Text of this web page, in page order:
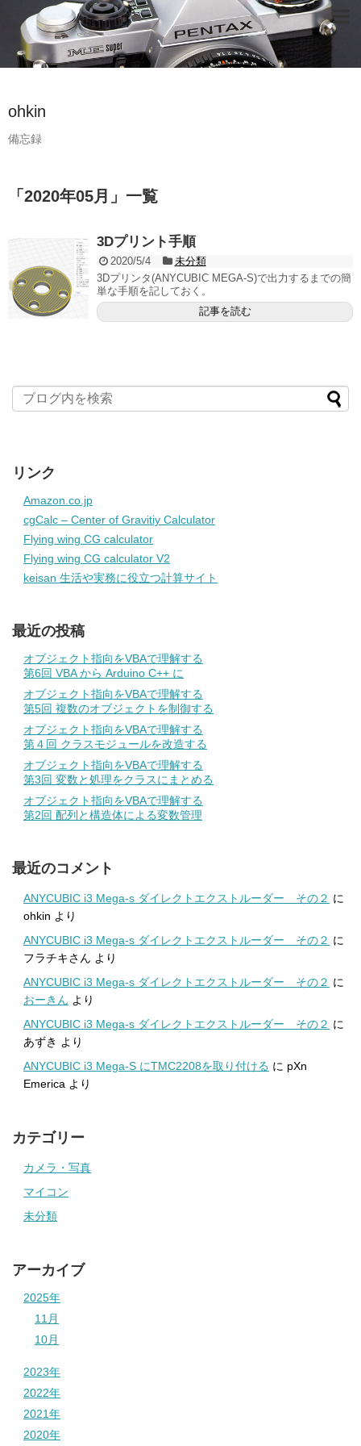
ohkin
備忘録
「 2020年05月 」 一覧
3Dプリント手順
2020/5/4
未分類
3Dプリンタ(ANYCUBIC MEGA-S)で出力するまでの簡
単な手順を記しておく。
記事を読む
リンク
Amazon.co.jp
cgCalc – Center of Gravitiy Calculator
Flying wing CG calculator
Flying wing CG calculator V2
keisan 生活や実務に役立つ計算サイト
最近の投稿
オブジェクト指向をVBAで理解する
第6回 VBA から Arduino C++ に
オブジェクト指向をVBAで理解する
第5回 複数のオブジェクトを制御する
オブジェクト指向をVBAで理解する
第４回 クラスモジュールを改造する
オブジェクト指向をVBAで理解する
第3回 変数と処理をクラスにまとめる
オブジェクト指向をVBAで理解する
第2回 配列と構造体による変数管理
最近のコメント
ANYCUBIC i3 Mega-s ダイレクトエクストルーダー その２ に
ohkin より
ANYCUBIC i3 Mega-s ダイレクトエクストルーダー その２ に
フラチキさん より
ANYCUBIC i3 Mega-s ダイレクトエクストルーダー その２ に
おーきん より
ANYCUBIC i3 Mega-s ダイレクトエクストルーダー その２ に
あずき より
ANYCUBIC i3 Mega-S にTMC2208を取り付ける に pXn
Emerica より
カテゴリー
カメラ・写真
マイコン
未分類
アーカイブ
2025年
11月
10月
2023年
2022年
2021年
2020年